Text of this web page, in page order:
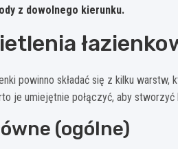
z dowolnego kierunku.
powinno składać się z kilku
je umiejętnie połączyć, aby stworzyć
(ogólne)